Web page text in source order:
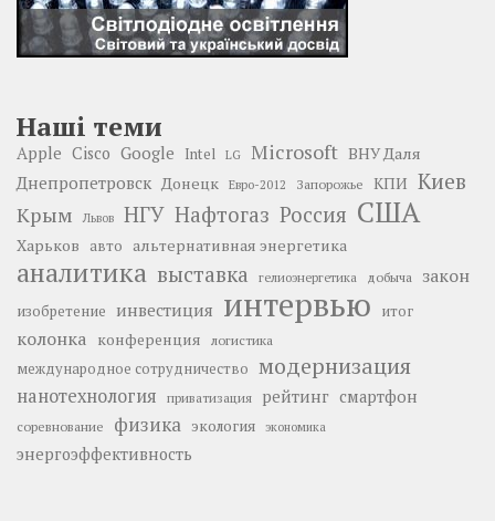
Наші теми
Apple Cisco Google Intel LG Microsoft ВНУ Даля
Днепропетровск Донецк Евро-2012 Запорожье КПИ Киев
Крым Львов НГУ Нафтогаз Россия США
Харьков авто альтернативная энергетика
аналитика выставка гелиоэнергетика добыча закон
изобретение инвестиция интервью итог
колонка конференция логистика
международное сотрудничество модернизация
нанотехнология приватизация рейтинг смартфон
соревнование физика экология экономика
энергоэффективность